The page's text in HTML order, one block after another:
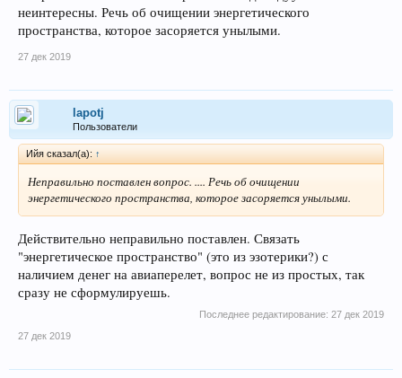
неинтересны. Речь об очищении энергетического
пространства, которое засоряется унылыми.
27 дек 2019
lapotj
Пользователи
Ийя сказал(а): ↑
Неправильно поставлен вопрос. .... Речь об очищении
энергетического пространства, которое засоряется унылыми.
Действительно неправильно поставлен. Связать
"энергетическое пространство" (это из эзотерики?) с
наличием денег на авиаперелет, вопрос не из простых, так
сразу не сформулируешь.
Последнее редактирование: 27 дек 2019
27 дек 2019